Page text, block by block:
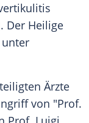
Der Heilige
Ärzte
von "Prof.